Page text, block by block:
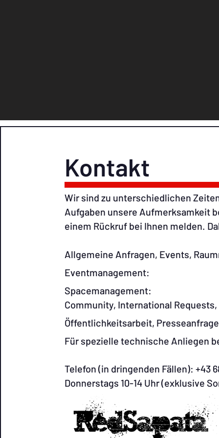
Kontakt
Wir sind zu unterschiedlichen
Aufgaben unsere Aufmerksamkeit
einem Rückruf bei Ihnen melden.
Allgemeine Anfragen, Events,
Community, International
Öffentlichkeitsarbeit,
Für spezielle technische
Telefon (in dringenden Fällen): +43
Donnerstags 10-14 Uhr (exklusive